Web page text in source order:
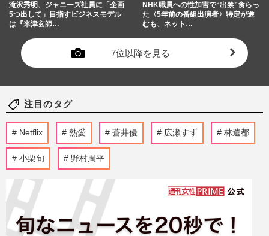
滝沢秀明、ジャニーズ社員に「企画
5つ出して」目指すビジネスモデル
は『米津玄師…
NHK職員への性加害で“出禁”食らっ
た〈5年前の番組出演者〉特定が進
むも、ネット…
7位以降を見る
注目のタグ
Netflix 熱愛 蒼井優 広瀬すず 林遣都
小栗旬 野村周平